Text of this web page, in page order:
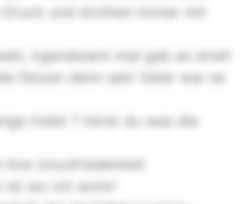
und drohten immer mit
irgendwann mal gab es streit
Fetzen denn sein Vater war es
treibt ? hörst du was die
Unzufriedenheit
wo ich wohn'